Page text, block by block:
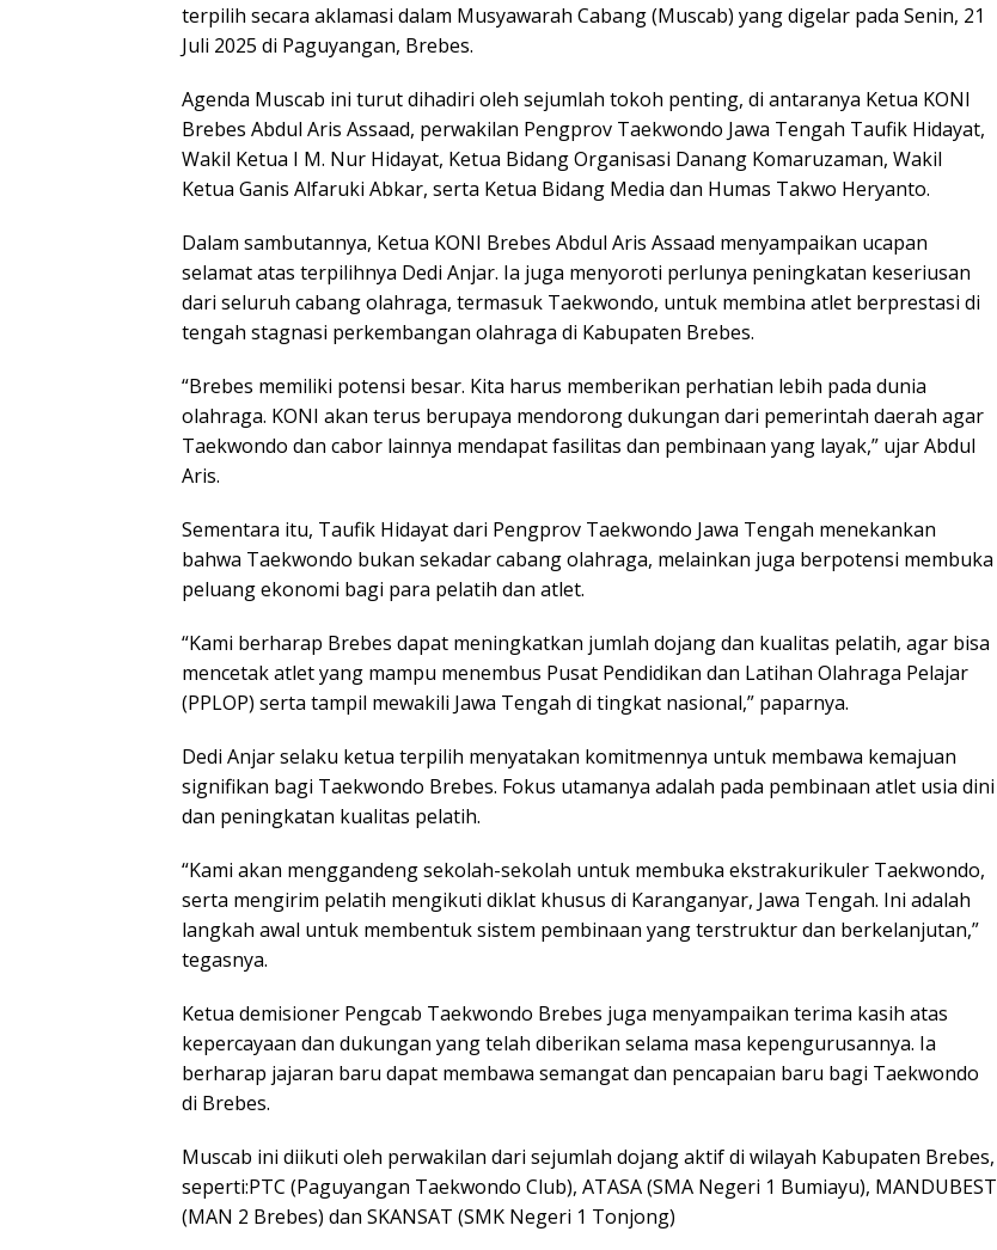
terpilih secara aklamasi dalam Musyawarah Cabang (Muscab) yang digelar pada Senin, 21
Juli 2025 di Paguyangan, Brebes.
Agenda Muscab ini turut dihadiri oleh sejumlah tokoh penting, di antaranya Ketua KONI
Brebes Abdul Aris Assaad, perwakilan Pengprov Taekwondo Jawa Tengah Taufik Hidayat,
Wakil Ketua I M. Nur Hidayat, Ketua Bidang Organisasi Danang Komaruzaman, Wakil
Ketua Ganis Alfaruki Abkar, serta Ketua Bidang Media dan Humas Takwo Heryanto.
Dalam sambutannya, Ketua KONI Brebes Abdul Aris Assaad menyampaikan ucapan
selamat atas terpilihnya Dedi Anjar. Ia juga menyoroti perlunya peningkatan keseriusan
dari seluruh cabang olahraga, termasuk Taekwondo, untuk membina atlet berprestasi di
tengah stagnasi perkembangan olahraga di Kabupaten Brebes.
“Brebes memiliki potensi besar. Kita harus memberikan perhatian lebih pada dunia
olahraga. KONI akan terus berupaya mendorong dukungan dari pemerintah daerah agar
Taekwondo dan cabor lainnya mendapat fasilitas dan pembinaan yang layak,” ujar Abdul
Aris.
Sementara itu, Taufik Hidayat dari Pengprov Taekwondo Jawa Tengah menekankan
bahwa Taekwondo bukan sekadar cabang olahraga, melainkan juga berpotensi membuka
peluang ekonomi bagi para pelatih dan atlet.
“Kami berharap Brebes dapat meningkatkan jumlah dojang dan kualitas pelatih, agar bisa
mencetak atlet yang mampu menembus Pusat Pendidikan dan Latihan Olahraga Pelajar
(PPLOP) serta tampil mewakili Jawa Tengah di tingkat nasional,” paparnya.
Dedi Anjar selaku ketua terpilih menyatakan komitmennya untuk membawa kemajuan
signifikan bagi Taekwondo Brebes. Fokus utamanya adalah pada pembinaan atlet usia dini
dan peningkatan kualitas pelatih.
“Kami akan menggandeng sekolah-sekolah untuk membuka ekstrakurikuler Taekwondo,
serta mengirim pelatih mengikuti diklat khusus di Karanganyar, Jawa Tengah. Ini adalah
langkah awal untuk membentuk sistem pembinaan yang terstruktur dan berkelanjutan,”
tegasnya.
Ketua demisioner Pengcab Taekwondo Brebes juga menyampaikan terima kasih atas
kepercayaan dan dukungan yang telah diberikan selama masa kepengurusannya. Ia
berharap jajaran baru dapat membawa semangat dan pencapaian baru bagi Taekwondo
di Brebes.
Muscab ini diikuti oleh perwakilan dari sejumlah dojang aktif di wilayah Kabupaten Brebes,
seperti:PTC (Paguyangan Taekwondo Club), ATASA (SMA Negeri 1 Bumiayu), MANDUBEST
(MAN 2 Brebes) dan SKANSAT (SMK Negeri 1 Tonjong)